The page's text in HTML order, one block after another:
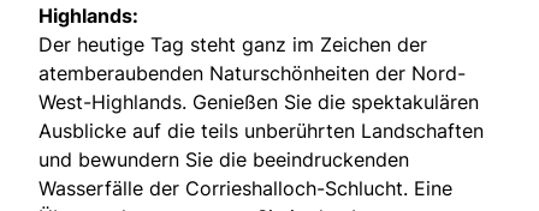
Highlands:
Der heutige Tag steht ganz im Zeichen der
atemberaubenden Naturschönheiten der Nord-
West-Highlands. Genießen Sie die spektakulären
Ausblicke auf die teils unberührten Landschaften
und bewundern Sie die beeindruckenden
Wasserfälle der Corrieshalloch-Schlucht. Eine